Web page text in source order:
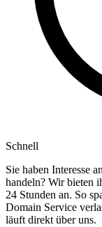
Schnell
Sie haben Interesse
handeln? Wir bieten
24 Stunden an. So
Domain Service
läuft direkt über uns.